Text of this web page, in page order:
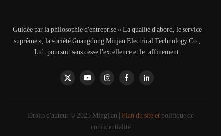
Guidée par la philosophie d'entreprise « La qualité d'abord, le service
suprême », la société Guangdong Minjan Electrical Technology Co.,
Ltd. poursuit sans cesse l'excellence et le raffinement.
Droits d'auteur © 2025 Mingjian | Plan du site et politique de
confidentialité